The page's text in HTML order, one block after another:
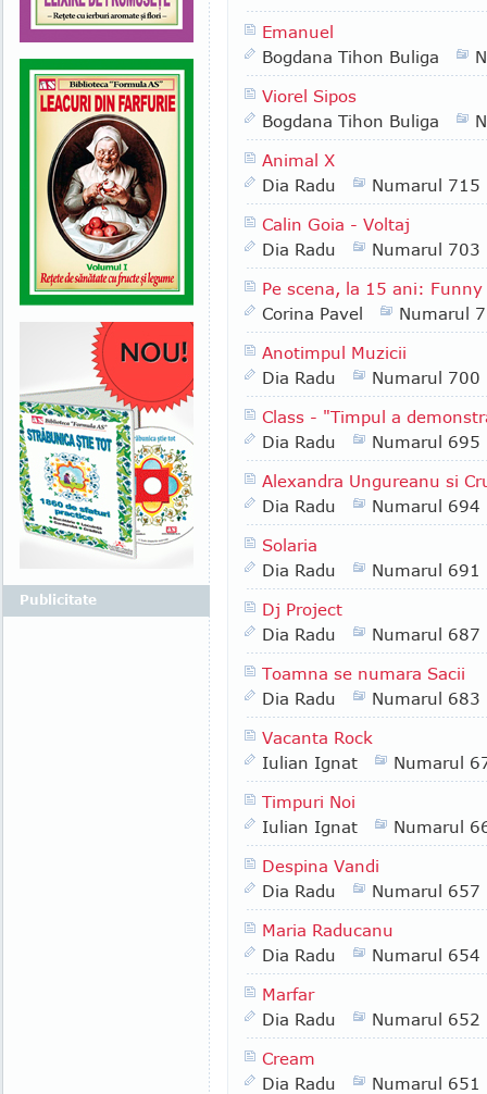
Emanuel
Bogdana Tihon Buliga
Viorel Sipos
Bogdana Tihon Buliga
Animal X
Dia Radu
Numarul 715
Calin Goia - Voltaj
Dia Radu
Numarul 703
Pe scena, la 15 ani: Funny
Corina Pavel
Numarul
Anotimpul Muzicii
Dia Radu
Numarul 700
Class - "Timpul a
Dia Radu
Numarul 695
Alexandra Ungureanu si
Dia Radu
Numarul 694
Solaria
Dia Radu
Numarul 691
Dj Project
Dia Radu
Numarul 687
Toamna se numara Sacii
Dia Radu
Numarul 683
Vacanta Rock
Iulian Ignat
Numarul
Timpuri Noi
Iulian Ignat
Numarul
Despina Vandi
Dia Radu
Numarul 657
Maria Raducanu
Dia Radu
Numarul 654
Marfar
Dia Radu
Numarul 652
Cream
Dia Radu
Numarul 651
Publicitate